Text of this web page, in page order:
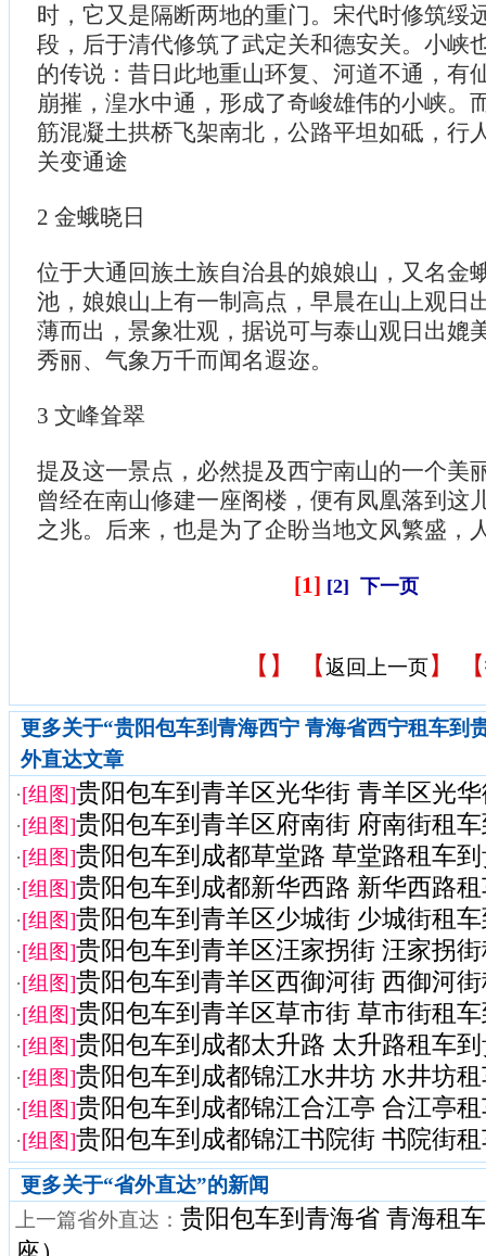
时，它又是隔断两地的重门。宋代时修筑绥
段，后于清代修筑了武定关和德安关。小峡
的传说：昔日此地重山环复、河道不通，有
崩摧，湟水中通，形成了奇峻雄伟的小峡。
筋混凝土拱桥飞架南北，公路平坦如砥，行
关变通途
2 金蛾晓日
位于大通回族土族自治县的娘娘山，又名金
池，娘娘山上有一制高点，早晨在山上观日
薄而出，景象壮观，据说可与泰山观日出媲
秀丽、气象万千而闻名遐迩。
3 文峰耸翠
提及这一景点，必然提及西宁南山的一个美
曾经在南山修建一座阁楼，便有凤凰落到这
之兆。后来，也是为了企盼当地文风繁盛，
[1] [2] 下一页
【 】 【返回上一页】 【
更多关于“贵阳包车到青海西宁 青海省西宁租车到
外直达文章
·[组图]贵阳包车到青羊区光华街 青羊区光
·[组图]贵阳包车到青羊区府南街 府南街租
·[组图]贵阳包车到成都草堂路 草堂路租车
·[组图]贵阳包车到成都新华西路 新华西路
·[组图]贵阳包车到青羊区少城街 少城街租
·[组图]贵阳包车到青羊区汪家拐街 汪家拐
·[组图]贵阳包车到青羊区西御河街 西御河
·[组图]贵阳包车到青羊区草市街 草市街租
·[组图]贵阳包车到成都太升路 太升路租车
·[组图]贵阳包车到成都锦江水井坊 水井坊
·[组图]贵阳包车到成都锦江合江亭 合江亭
·[组图]贵阳包车到成都锦江书院街 书院街
更多关于“省外直达”的新闻
上一篇省外直达： 贵阳包车到青海省 青海租
座）